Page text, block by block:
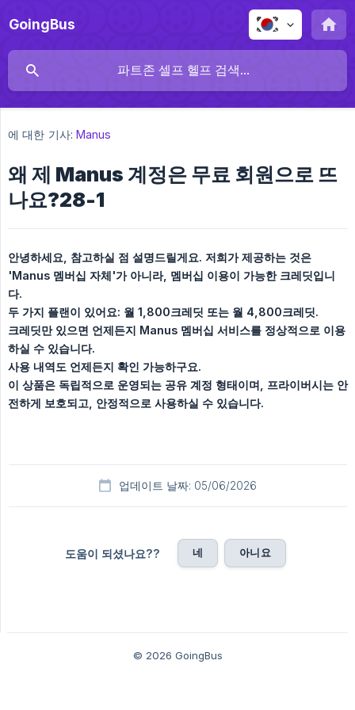
GoingBus
에 대한 기사: Manus
왜 제 Manus 계정은 무료 회원으로 뜨
나요?28-1
안녕하세요, 참고하실 점 설명드릴게요. 저희가 제공하는 것은
'Manus 멤버십 자체'가 아니라, 멤버십 이용이 가능한 크레딧입니
다.
두 가지 플랜이 있어요: 월 1,800크레딧 또는 월 4,800크레딧.
크레딧만 있으면 언제든지 Manus 멤버십 서비스를 정상적으로 이용
하실 수 있습니다.
사용 내역도 언제든지 확인 가능하구요.
이 상품은 독립적으로 운영되는 공유 계정 형태이며, 프라이버시는 안
전하게 보호되고, 안정적으로 사용하실 수 있습니다.
업데이트 날짜: 05/06/2026
도움이 되셨나요?? 네 아니요
© 2026 GoingBus